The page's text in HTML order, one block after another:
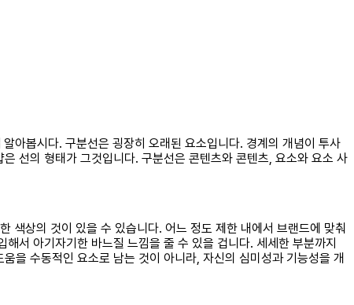
아봅시다. 구분선은 굉장히 오래된 요소입니다. 경계의 개념이 투사
선의 형태가 그것입니다. 구분선은 콘텐츠와 콘텐츠, 요소와 요소 사
색상의 것이 있을 수 있습니다. 어느 정도 제한 내에서 브랜드에 맞춰
서 아기자기한 바느질 느낌을 줄 수 있을 겁니다. 세세한 부분까지
을 수동적인 요소로 남는 것이 아니라, 자신의 심미성과 기능성을 개